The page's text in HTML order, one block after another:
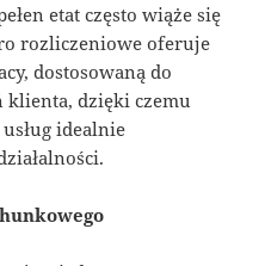
etat często wiąże się
rozliczeniowe oferuje
dostosowaną do
dzięki czemu
idealnie